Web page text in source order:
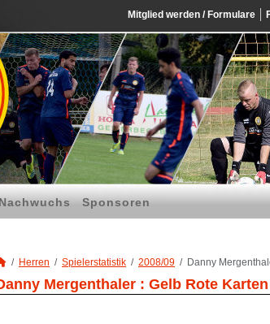
Mitglied werden / Formulare
Sponsoren
Herren Spielerstatistik 2008/09 Danny
Mergenthaler : Gelb Rote